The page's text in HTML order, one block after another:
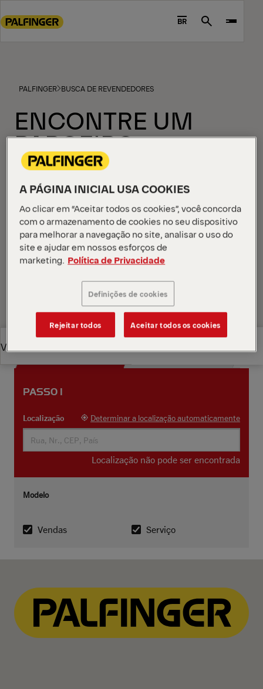
to
footer
BR Search
PALFINGER BUSCA DE REVENDEDORES
ENCONTRE UM
PARCEIRO
PRÓXIMO DE VOCÊ
Nossa extensa rede de revendedores certificados
está pronta para ajudá-lo a encontrar o produto
perfeito. Basta inserir sua localização para visualizar
uma lista de revendedores próximos, juntamente
com seus dados de contato e instruções de como
Visão Geral
A PÁGINA INICIAL USA COOKIES
Ao clicar em “Aceitar todos os cookies”, você concorda
com o armazenamento de cookies no seu dispositivo
para melhorar a navegação no site, analisar o uso do
site e ajudar em nossos esforços de
marketing. Política de Privacidade
Definições de cookies
Rejeitar todos Aceitar todos os cookies